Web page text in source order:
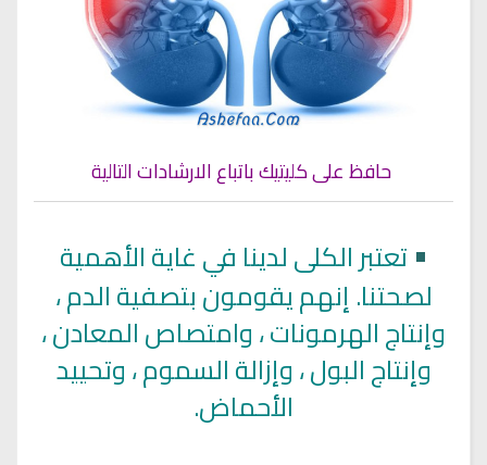
حافظ على كليتيك باتباع الارشادات التالية
• تعتبر الكلى لدينا في غاية الأهمية
لصحتنا. إنهم يقومون بتصفية الدم ،
وإنتاج الهرمونات ، وامتصاص المعادن ،
وإنتاج البول ، وإزالة السموم ، وتحييد
الأحماض.